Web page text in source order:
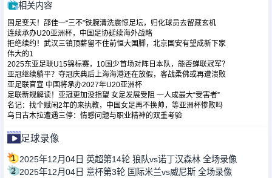
相关内容
国足变天！邵佳一“三不”铁腕清洗震惊足坛，归化球员去留藏玄机
连续承办U20亚洲杯，中国足协延续海外战略
拒绝续约！武汉三镇顶薪留不住前恒大国脚，北京国安有望成新下家
伟大的1
2025东亚足联U15锦标赛，10国少首场对阵日本队，能否蝉联冠军？
亚冠继续躺平？夺冠庆典后上海海港还在放假，客战柔佛或再遭溃败
亚足联官宣 中国将承办2027年U20亚洲杯
足联新规解读！亚冠更加没指望 女足发展受阻 一人成最大“受害者”
名记：找个赋闲2年的来执教，中国女足再不换帅，等亚洲杯惨败吗
乌日古木拉遭遇三停：情感问题与职业精神的双重考验
足球录像
1 2025年12月04日 英超第14轮 狼队vs诺丁汉森林 全场录像
2 2025年12月04日 意杯第3轮 国际米兰vs威尼斯 全场录像